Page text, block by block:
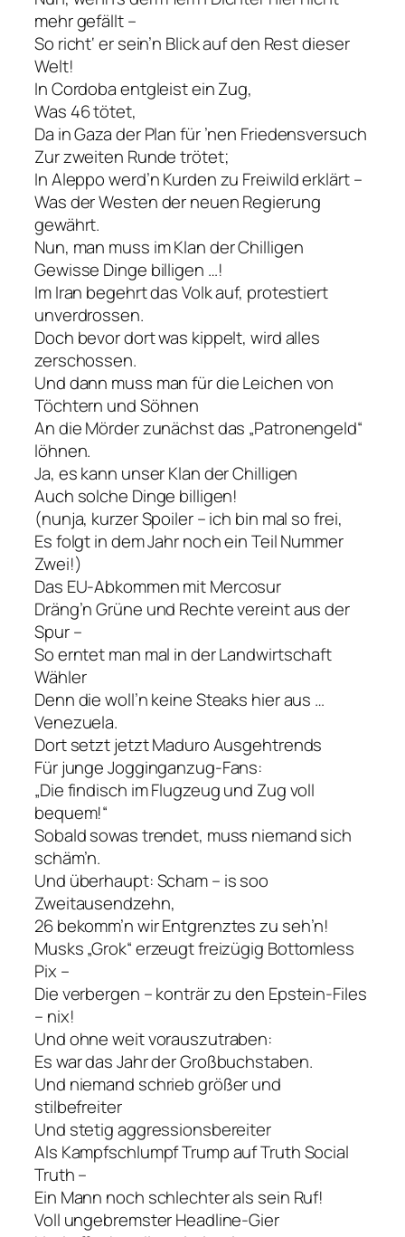
mehr gefällt –
So richt‘ er sein’n Blick auf den Rest dieser
Welt!
In Cordoba entgleist ein Zug,
Was 46 tötet,
Da in Gaza der Plan für ’nen Friedensversuch
Zur zweiten Runde trötet;
In Aleppo werd’n Kurden zu Freiwild erklärt –
Was der Westen der neuen Regierung
gewährt.
Nun, man muss im Klan der Chilligen
Gewisse Dinge billigen …!
Im Iran begehrt das Volk auf, protestiert
unverdrossen.
Doch bevor dort was kippelt, wird alles
zerschossen.
Und dann muss man für die Leichen von
Töchtern und Söhnen
An die Mörder zunächst das „Patronengeld“
löhnen.
Ja, es kann unser Klan der Chilligen
Auch solche Dinge billigen!
(nunja, kurzer Spoiler – ich bin mal so frei,
Es folgt in dem Jahr noch ein Teil Nummer
Zwei!)
Das EU-Abkommen mit Mercosur
Dräng’n Grüne und Rechte vereint aus der
Spur –
So erntet man mal in der Landwirtschaft
Wähler
Denn die woll’n keine Steaks hier aus …
Venezuela.
Dort setzt jetzt Maduro Ausgehtrends
Für junge Jogginganzug-Fans:
„Die findisch im Flugzeug und Zug voll
bequem!“
Sobald sowas trendet, muss niemand sich
schäm’n.
Und überhaupt: Scham – is soo
Zweitausendzehn,
26 bekomm’n wir Entgrenztes zu seh’n!
Musks „Grok“ erzeugt freizügig Bottomless
Pix –
Die verbergen – konträr zu den Epstein-Files
– nix!
Und ohne weit vorauszutraben:
Es war das Jahr der Großbuchstaben.
Und niemand schrieb größer und
stilbefreiter
Und stetig aggressionsbereiter
Als Kampfschlumpf Trump auf Truth Social
Truth –
Ein Mann noch schlechter als sein Ruf!
Voll ungebremster Headline-Gier